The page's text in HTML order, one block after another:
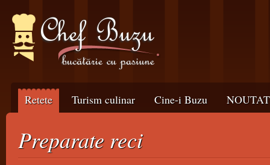
Retete Turism culinar Cine-i Buzu
Preparate reci